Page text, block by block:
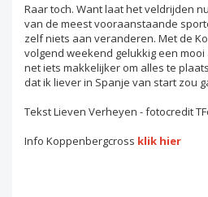
Raar toch. Want laat het veldrijden
van de meest vooraanstaande
zelf niets aan veranderen. Met de
volgend weekend gelukkig een
net iets makkelijker om alles te
dat ik liever in Spanje van start zou
Tekst Lieven Verheyen - fotocredit
Info Koppenbergcross klik hier